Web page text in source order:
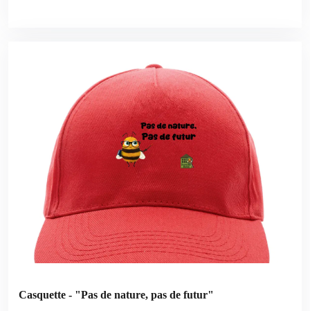
Casquette - "Pas de nature, pas de futur"